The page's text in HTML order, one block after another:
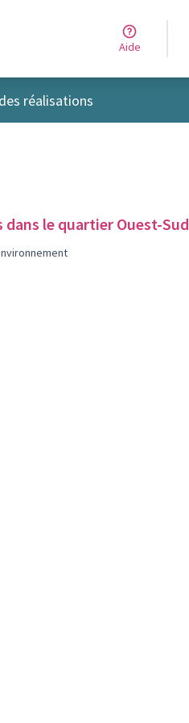
Aide
réalisations
le quartier Ouest-Sud